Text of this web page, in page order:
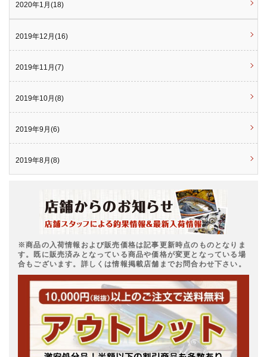
2020年1月(18)
2019年12月(16)
2019年11月(7)
2019年10月(8)
2019年9月(6)
2019年8月(8)
※商品の入荷情報および販売価格は記事更新時点のものとなりま
す。既に販売済みとなっている商品や価格が変更となっている場
合もございます。詳しくは情報掲載店舗までお問合わせ下さい。